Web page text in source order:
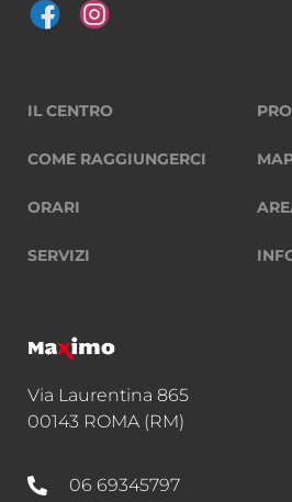
IL CENTRO
COME RAGGIUNGERCI
ORARI
SERVIZI
Via Laurentina 865
00143 ROMA (RM)
06 69345797